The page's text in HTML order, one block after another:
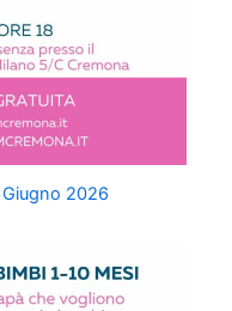
Giugno 2026